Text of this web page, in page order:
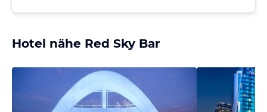
Hotel nähe Red Sky Bar